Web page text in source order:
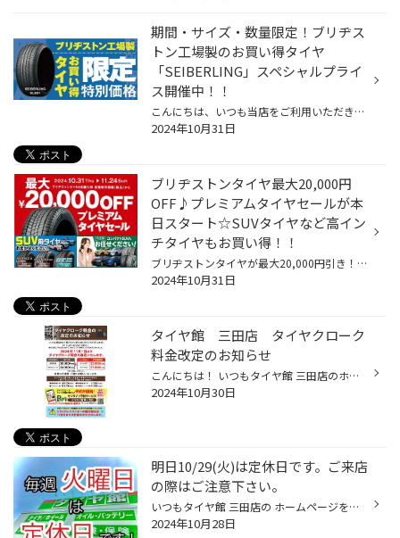
期間・サイズ・数量限定！ブリヂス
トン工場製のお買い得タイヤ
「SEIBERLING」スペシャルプライ
ス開催中！！
こんにちは、いつも当店をご利用いただきましてありがとうございます。 現在、コクピット・タイヤ館の一部店舗におきまして、 期間限定！ サイズ限定！！ 数量限定！！！ で、ブリヂストン工場製のお買い得タイヤ「SEIBERLING」をスペシャルプライスでご提供中です。 もちろん、当店でもご提供して...
2024年10月31日
ブリヂストンタイヤ最大20,000円
OFF♪プレミアムタイヤセールが本
日スタート☆SUVタイヤなど高イン
チタイヤもお買い得！！
ブリヂストンタイヤが最大20,000円引き！！ いつもタイヤ館三田をご利用いただき ありがとうございます(*^-^*) タイヤ館アプリ会員様限定プレミアムタイヤセール！！ 本日よりスタートです！！！(≧▽≦) 期間は11月24日(日)まで！！ アプリ会員証ご提示で表示価格より な、なんと最大20,000円OFF！！ ...
2024年10月31日
タイヤ館 三田店 タイヤクローク
料金改定のお知らせ
こんにちは！ いつもタイヤ館 三田店のホームページを ご覧いただきありがとうございます！ 以前から店頭、ホームページ・ダイレクトメールにて ご案内しておりましたが 以下の通り 2024年11月1日よりタイヤクローク料金を改定 させて頂きます。 何卒、ご理解・ご協力の程 宜しくお願い致します。
2024年10月30日
明日10/29(火)は定休日です。ご来店
の際はご注意下さい。
いつもタイヤ館 三田店の ホームページをご覧頂きありがとうございます！ 10/29(火)は 定休日となっておりますので ご注意下さい！ 10/30(水)は 朝10時30分より 営業致しますので 是非お気軽にお越しください！ webメールでも タイヤの簡易お見積もりを実施中です！ コチラも是非ご活用下さい！ ↓↓↓...
2024年10月28日